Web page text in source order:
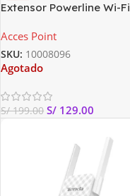
Extensor Powerline Wi-Fi
TPLINK
Acces Point
SKU: 10008096
Agotado
S/199.00 S/ 129.00